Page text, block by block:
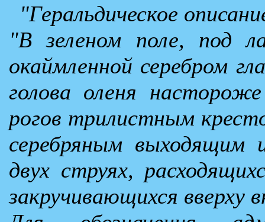
"Геральдическое
"В зеленом поле, под
окаймленной серебром
голова оленя
рогов трилистным
серебряным выходящим
двух струях,
закручивающихся вверху